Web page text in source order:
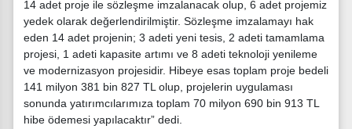
14 adet proje ile sözleşme imzalanacak olup, 6 adet projemiz
yedek olarak değerlendirilmiştir. Sözleşme imzalamayı hak
eden 14 adet projenin; 3 adeti yeni tesis, 2 adeti tamamlama
projesi, 1 adeti kapasite artımı ve 8 adeti teknoloji yenileme
ve modernizasyon projesidir. Hibeye esas toplam proje bedeli
141 milyon 381 bin 827 TL olup, projelerin uygulaması
sonunda yatırımcılarımıza toplam 70 milyon 690 bin 913 TL
hibe ödemesi yapılacaktır” dedi.